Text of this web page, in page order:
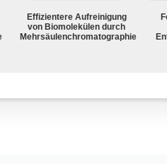
Effizientere Aufreinigung
von Biomolekülen durch
Mehrsäulenchromatographie